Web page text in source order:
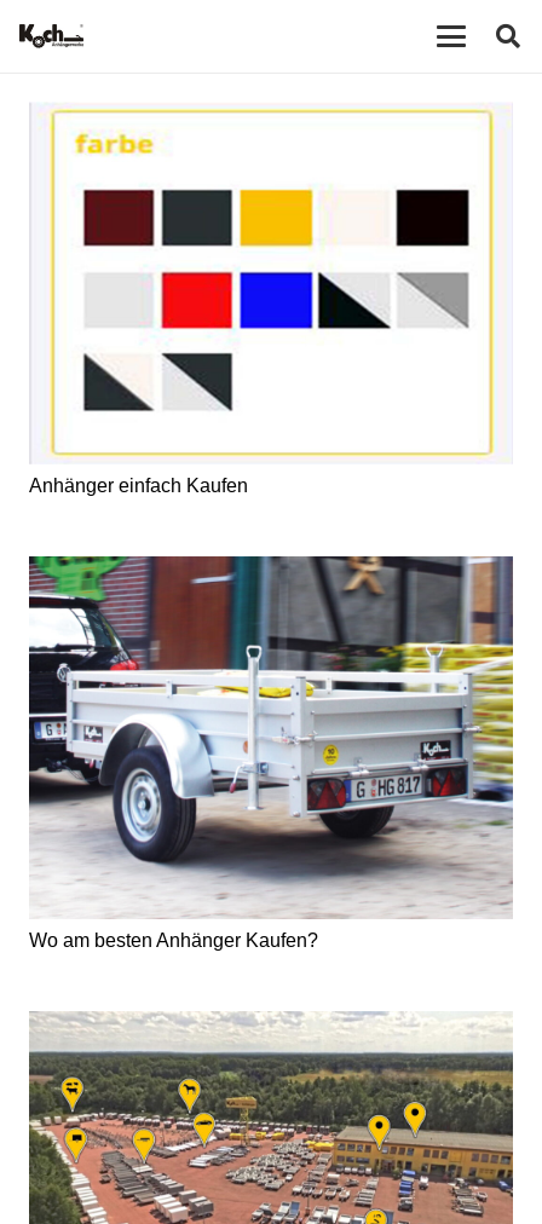
Anhänger einfach Kaufen
Wo am besten Anhänger Kaufen?